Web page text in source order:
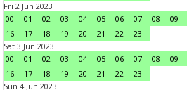
Fri 2 Jun 2023
00
01 02 03 04 05 06 07 08 09
16
17 18 19 20 21 22
23
Sat 3 Jun 2023
00
01 02 03 04 05 06 07 08 09
16
17 18 19 20 21 22
23
Sun 4 Jun 2023